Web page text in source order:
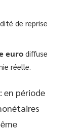
de reprise
euro diffuse
réelle.
en période